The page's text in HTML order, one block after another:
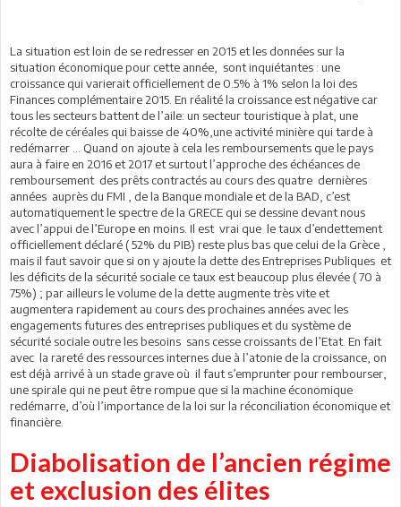
La situation est loin de se redresser en 2015 et les données sur la
situation économique pour cette année, sont inquiétantes : une
croissance qui varierait officiellement de 0.5% à 1% selon la loi des
Finances complémentaire 2015. En réalité la croissance est négative car
tous les secteurs battent de l’aile: un secteur touristique à plat, une
récolte de céréales qui baisse de 40%,une activité minière qui tarde à
redémarrer ... Quand on ajoute à cela les remboursements que le pays
aura à faire en 2016 et 2017 et surtout l’approche des échéances de
remboursement des prêts contractés au cours des quatre dernières
années auprès du FMI , de la Banque mondiale et de la BAD, c’est
automatiquement le spectre de la GRECE qui se dessine devant nous
avec l’appui de l’Europe en moins. Il est vrai que le taux d’endettement
officiellement déclaré ( 52% du PIB) reste plus bas que celui de la Grèce ,
mais il faut savoir que si on y ajoute la dette des Entreprises Publiques et
les déficits de la sécurité sociale ce taux est beaucoup plus élevée ( 70 à
75%) ; par ailleurs le volume de la dette augmente très vite et
augmentera rapidement au cours des prochaines années avec les
engagements futures des entreprises publiques et du système de
sécurité sociale outre les besoins sans cesse croissants de l’Etat. En fait
avec la rareté des ressources internes due à l’atonie de la croissance, on
est déjà arrivé à un stade grave où il faut s’emprunter pour rembourser,
une spirale qui ne peut être rompue que si la machine économique
redémarre, d’où l’importance de la loi sur la réconciliation économique et
financière.
Diabolisation de l’ancien régime
et exclusion des élites